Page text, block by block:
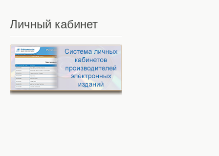
Личный кабинет